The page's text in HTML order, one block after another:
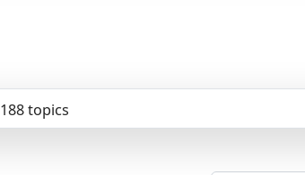
188 topics